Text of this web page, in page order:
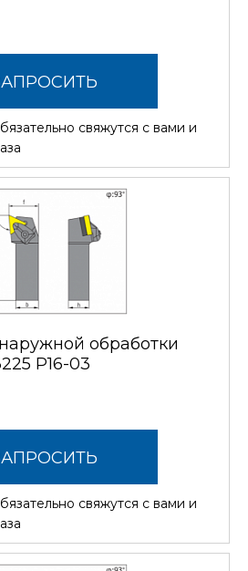
свяжутся с вами и
обработки
P16-03
свяжутся с вами и